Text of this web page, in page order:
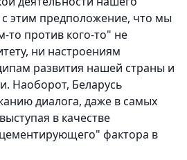
с этим предположение, что мы
то против кого-то" не
ни настроениям
развития нашей страны и
Наоборот, Беларусь
диалога, даже в самых
в качестве
фактора в